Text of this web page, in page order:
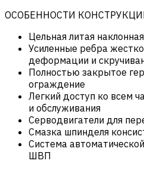
ОСОБЕННОСТИ
Цельная литая
Усиленные ребра
деформации и
Полностью закрытое
ограждение
Легкий доступ ко всем
и обслуживания
Серводвигатели для
Смазка шпинделя
Система
ШВП